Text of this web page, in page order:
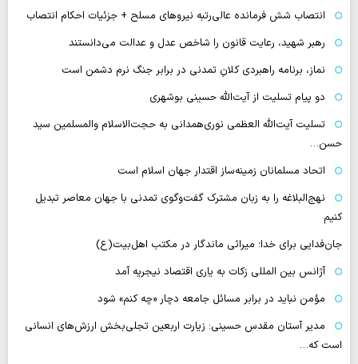
انتصاب شش فرمانده عالی‌رتبه نیروهای مسلح + جزئیات احکام انتصاب
رهبر شهید، رعایت قانون را شاخص عدل و عدالت می‌دانستند
نماز، برنامه راهبردی کلانِ تمدنی در برابر جنگ نرم دشمن است
دو پیام تسلیت از آیت‌الله حسینی بوشهری
تسلیت آیت‌الله العظمی نوری‌همدانی به حجت‌الاسلام والمسلمین سید
حسن…
اتحاد مسلمانان زمینه‌ساز اقتدار جهان اسلام است
نهج‌البلاغه را به زبان مشترک گفت‌وگوی تمدنی با جهان معاصر تبدیل
کنیم
جان‌فدایی برای خدا؛ میراثی ماندگار در مکتب اهل‌بیت(ع)
آژانس بین المللی زکات به یاری اقتصاد نیجریه آمد
مؤمن نباید در برابر مسائل جامعه دچار «چه کنم» شود
مدیر آستان مقدس حسینی: زیارت اربعین تجلی‌بخش ارزش‌های انسانی
است که…